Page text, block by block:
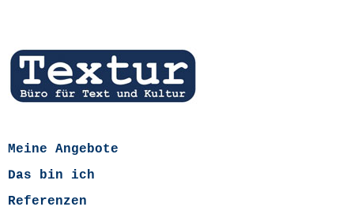
Meine Angebote
Das bin ich
Referenzen